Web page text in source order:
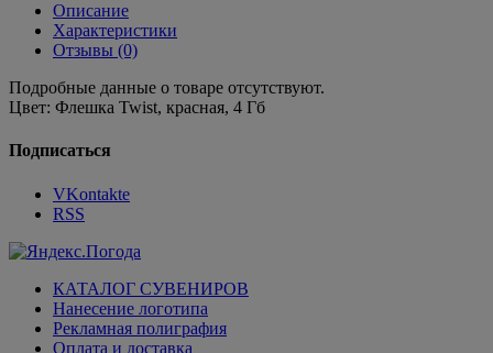
Описание
Характеристики
Отзывы (0)
Подробные данные о товаре отсутствуют.
Цвет: Флешка Twist, красная, 4 Гб
Подписаться
VKontakte
RSS
КАТАЛОГ СУВЕНИРОВ
Нанесение логотипа
Рекламная полиграфия
Оплата и доставка